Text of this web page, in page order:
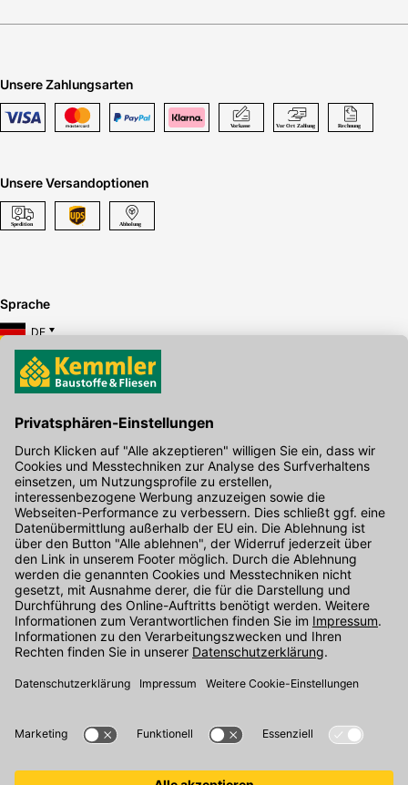
Unsere Zahlungsarten
Unsere Versandoptionen
Sprache
DE
Hier gibt's die kostenlose App
Kontakt
Unser Onlineshop Team ist montags bis freitags von 08:00 - 17:00
Uhr unter der Telefonnummer07071 / 151-151für Sie erreichbar.
Alternativ können Sie unser Kontaktformular nutzen.
Den Kontakt direkt in unsere Niederlassungen finden Sie